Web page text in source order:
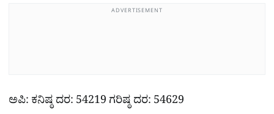
ADVERTISEMENT
ಅಪಿ: ಕನಿಷ್ಠ ದರ: 54219 ಗರಿಷ್ಠ ದರ: 54629